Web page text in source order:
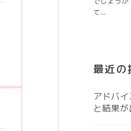
最近の
アドバ
と結果